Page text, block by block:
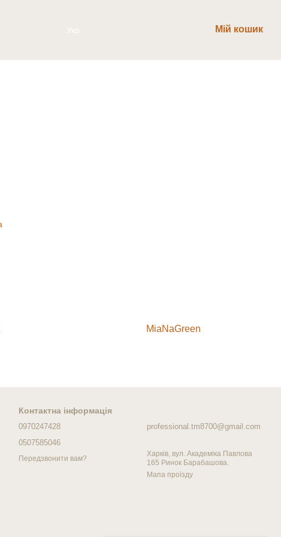
Укр Мій кошик
MiaNaGreen
Контактна інформація
0970247428
0507585046
Передзвонити вам?
professional.tm8700@gmail.com
Харків, вул. Академіка Павлова
165 Ринок Барабашова.
Мапа проїзду